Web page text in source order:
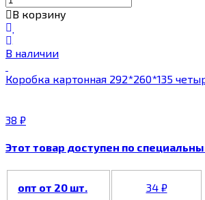
В корзину
В наличии
Коробка картонная 292*260*135
38 ₽
Этот товар доступен по
опт от 20 шт. 34 ₽